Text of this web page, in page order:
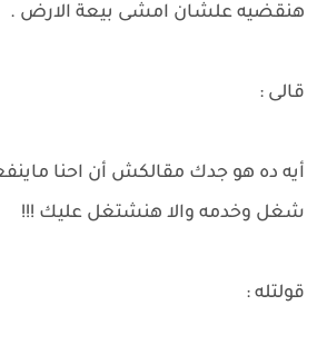
هنقضيه علشان امشى بيعة الارض .
قالى :
أيه ده هو جدك مقالكش أن احنا
شغل وخدمه والا هنشتغل عليك !!!
قولتله :